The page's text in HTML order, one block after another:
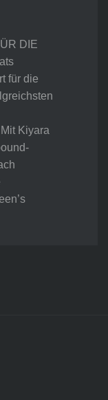
DIE
für die
Kiyara